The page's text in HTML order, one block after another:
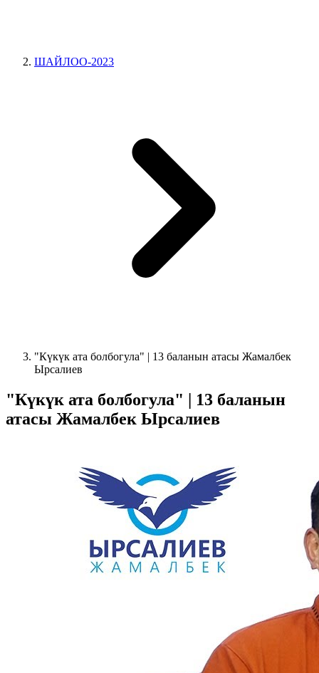
ШАЙЛОО-2023
"Күкүк ата болбогула" | 13 баланын атасы Жамалбек
Ырсалиев
"Күкүк ата болбогула" | 13 баланын
атасы Жамалбек Ырсалиев